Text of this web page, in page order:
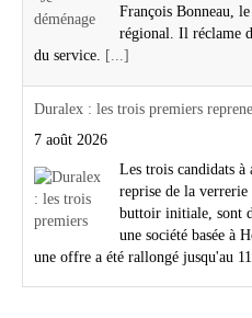
François Bonneau,
régional. Il réclame
du service. [...]
Duralex : les trois premiers
7 août 2026
Les trois candidats à
reprise de la
buttoir initiale, sont
une société basée à
une offre a été rallongé jusqu'au